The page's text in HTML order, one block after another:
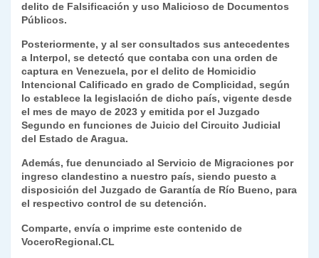
delito de Falsificación y uso Malicioso de Documentos
Públicos.
Posteriormente, y al ser consultados sus antecedentes
a Interpol, se detectó que contaba con una orden de
captura en Venezuela, por el delito de Homicidio
Intencional Calificado en grado de Complicidad, según
lo establece la legislación de dicho país, vigente desde
el mes de mayo de 2023 y emitida por el Juzgado
Segundo en funciones de Juicio del Circuito Judicial
del Estado de Aragua.
Además, fue denunciado al Servicio de Migraciones por
ingreso clandestino a nuestro país, siendo puesto a
disposición del Juzgado de Garantía de Río Bueno, para
el respectivo control de su detención.
Comparte, envía o imprime este contenido de
VoceroRegional.CL